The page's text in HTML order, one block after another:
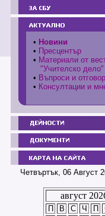
• Новини
• Пресцентър
• Материали от
"Учителско дело"
• Въпроси и
• Консултации и
Четвъртък, 06 Август
август
П В С Ч П